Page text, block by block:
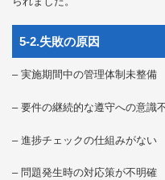
5-2.失敗の原因
– 実施期間中の管理体制未整備
– 要件の継続的な遵守への意識
– 進捗チェックの仕組みがない
– 問題発生時の対応策が不明確